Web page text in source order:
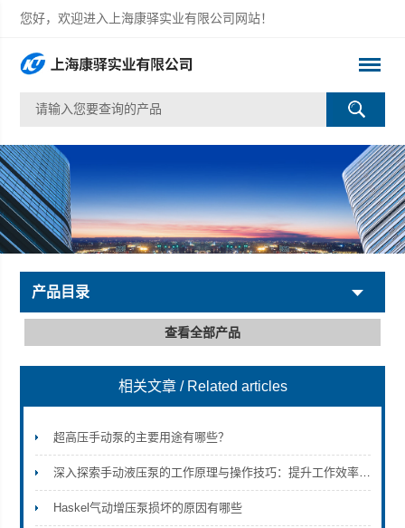
您好，欢迎进入上海康驿实业有限公司网站！
上海康驿实业有限公司
产品目录
查看全部产品
相关文章 / Related articles
超高压手动泵的主要用途有哪些？
深入探索手动液压泵的工作原理与操作技巧：提升工作效率的工具
Haskel气动增压泵损坏的原因有哪些